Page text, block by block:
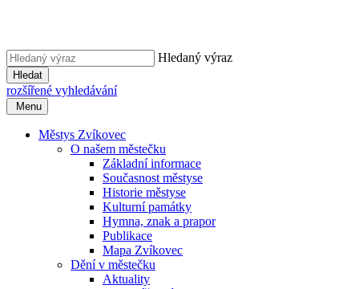
Hledaný výraz
Hledat
rozšířené vyhledávání
Menu
Městys Zvíkovec
O našem městečku
Základní informace
Současnost městyse
Historie městyse
Kulturní památky
Hymna, znak a prapor
Publikace
Mapa Zvíkovec
Dění v městečku
Aktuality